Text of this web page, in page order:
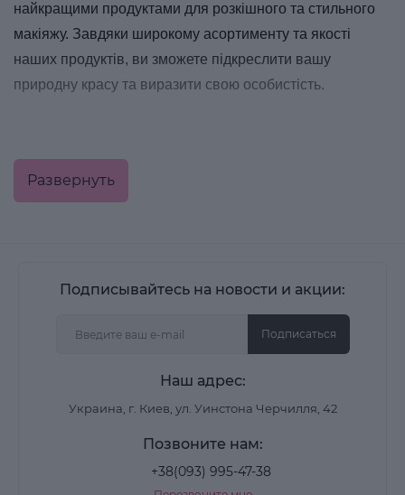
найкращими продуктами для розкішного та стильного
макіяжу. Завдяки широкому асортименту та якості
наших продуктів, ви зможете підкреслити вашу
природну красу та виразити свою особистість.
зрения. Палетки теней разных оттенков позволят вам
макияжи. Карандаши для глаз и подводки придадут
глазам выразительность и таинственность. А тушь для
Декоративная косметика для лица
Развернуть
Подписывайтесь на новости и акции:
Подписаться
Наш адрес:
Украина, г. Киев, ул. Уинстона Черчилля, 42
Позвоните нам:
+38(093) 995-47-38